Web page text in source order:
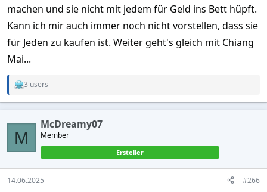
machen und sie nicht mit jedem für Geld ins Bett hüpft.
Kann ich mir auch immer noch nicht vorstellen, dass sie
für Jeden zu kaufen ist. Weiter geht's gleich mit Chiang
Mai...
R
t
o
n
3 users
M
McDreamy07
Member
Ersteller
14.06.2025 #266